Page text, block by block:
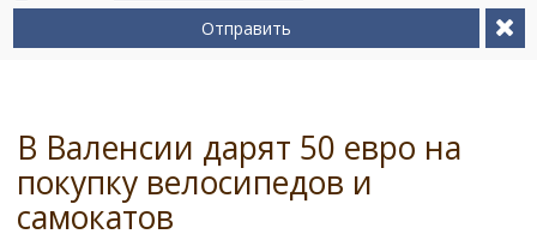
Сервис на немецком
Отправить
В Валенсии дарят 50 евро на
покупку велосипедов и
самокатов